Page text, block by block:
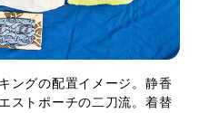
ングの配置イメージ。静香
ストポーチの二刀流。着替